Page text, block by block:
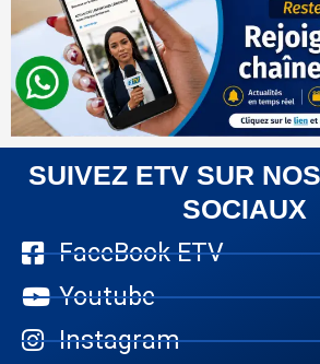
SUIVEZ ETV SUR
SOCIAUX
FaceBook ETV
Youtube
Instagram